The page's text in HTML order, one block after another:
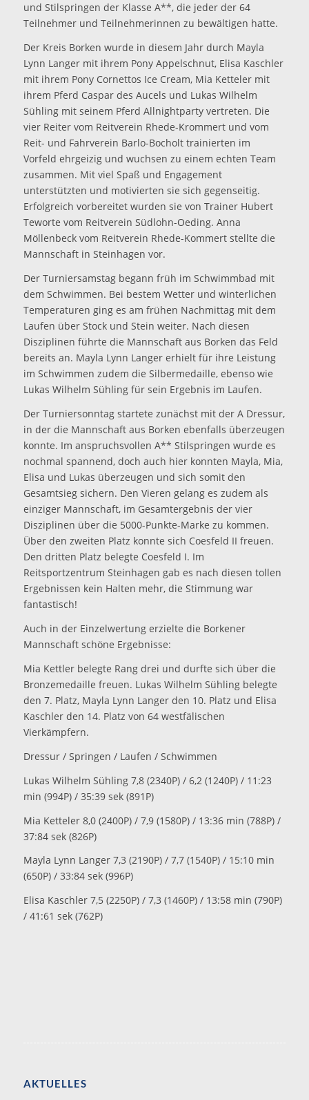
und Stilspringen der Klasse A**, die jeder der 64
Teilnehmer und Teilnehmerinnen zu bewältigen hatte.
Der Kreis Borken wurde in diesem Jahr durch Mayla
Lynn Langer mit ihrem Pony Appelschnut, Elisa Kaschler
mit ihrem Pony Cornettos Ice Cream, Mia Ketteler mit
ihrem Pferd Caspar des Aucels und Lukas Wilhelm
Sühling mit seinem Pferd Allnightparty vertreten. Die
vier Reiter vom Reitverein Rhede-Krommert und vom
Reit- und Fahrverein Barlo-Bocholt trainierten im
Vorfeld ehrgeizig und wuchsen zu einem echten Team
zusammen. Mit viel Spaß und Engagement
unterstützten und motivierten sie sich gegenseitig.
Erfolgreich vorbereitet wurden sie von Trainer Hubert
Teworte vom Reitverein Südlohn-Oeding. Anna
Möllenbeck vom Reitverein Rhede-Kommert stellte die
Mannschaft in Steinhagen vor.
Der Turniersamstag begann früh im Schwimmbad mit
dem Schwimmen. Bei bestem Wetter und winterlichen
Temperaturen ging es am frühen Nachmittag mit dem
Laufen über Stock und Stein weiter. Nach diesen
Disziplinen führte die Mannschaft aus Borken das Feld
bereits an. Mayla Lynn Langer erhielt für ihre Leistung
im Schwimmen zudem die Silbermedaille, ebenso wie
Lukas Wilhelm Sühling für sein Ergebnis im Laufen.
Der Turniersonntag startete zunächst mit der A Dressur,
in der die Mannschaft aus Borken ebenfalls überzeugen
konnte. Im anspruchsvollen A** Stilspringen wurde es
nochmal spannend, doch auch hier konnten Mayla, Mia,
Elisa und Lukas überzeugen und sich somit den
Gesamtsieg sichern. Den Vieren gelang es zudem als
einziger Mannschaft, im Gesamtergebnis der vier
Disziplinen über die 5000-Punkte-Marke zu kommen.
Über den zweiten Platz konnte sich Coesfeld II freuen.
Den dritten Platz belegte Coesfeld I. Im
Reitsportzentrum Steinhagen gab es nach diesen tollen
Ergebnissen kein Halten mehr, die Stimmung war
fantastisch!
Auch in der Einzelwertung erzielte die Borkener
Mannschaft schöne Ergebnisse:
Mia Kettler belegte Rang drei und durfte sich über die
Bronzemedaille freuen. Lukas Wilhelm Sühling belegte
den 7. Platz, Mayla Lynn Langer den 10. Platz und Elisa
Kaschler den 14. Platz von 64 westfälischen
Vierkämpfern.
Dressur / Springen / Laufen / Schwimmen
Lukas Wilhelm Sühling 7,8 (2340P) / 6,2 (1240P) / 11:23
min (994P) / 35:39 sek (891P)
Mia Ketteler 8,0 (2400P) / 7,9 (1580P) / 13:36 min (788P) /
37:84 sek (826P)
Mayla Lynn Langer 7,3 (2190P) / 7,7 (1540P) / 15:10 min
(650P) / 33:84 sek (996P)
Elisa Kaschler 7,5 (2250P) / 7,3 (1460P) / 13:58 min (790P)
/ 41:61 sek (762P)
AKTUELLES